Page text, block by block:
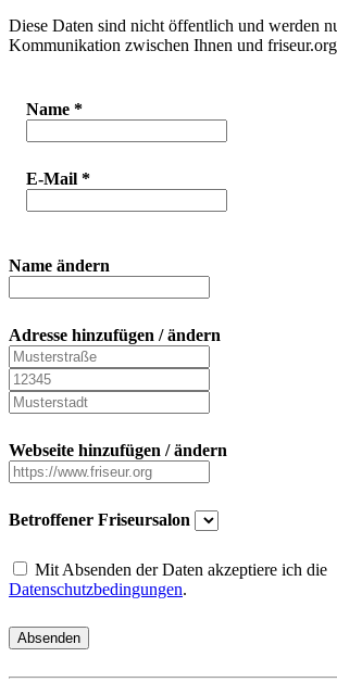
Diese Daten sind nicht öffentlich und werden
Kommunikation zwischen Ihnen und
Name *
E-Mail *
Name ändern
Adresse hinzufügen / ändern
Webseite hinzufügen / ändern
Betroffener Friseursalon
Mit Absenden der Daten akzeptiere ich die
Datenschutzbedingungen.
Absenden